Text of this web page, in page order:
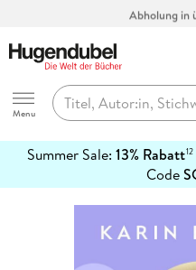
Abholung in
Hugendubel
Menu
Summer Sale: 13% Rabatt12
Code
erfahren